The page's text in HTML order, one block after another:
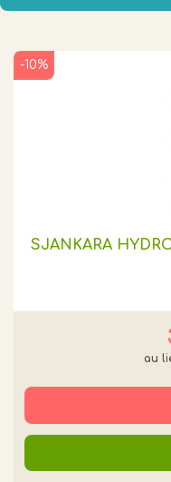
SJANKARA
-10%